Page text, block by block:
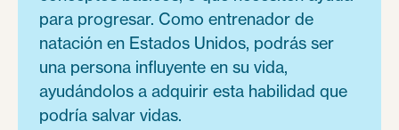
para progresar. Como entrenador de
natación en Estados Unidos, podrás ser
una persona influyente en su vida,
ayudándolos a adquirir esta habilidad que
podría salvar vidas.